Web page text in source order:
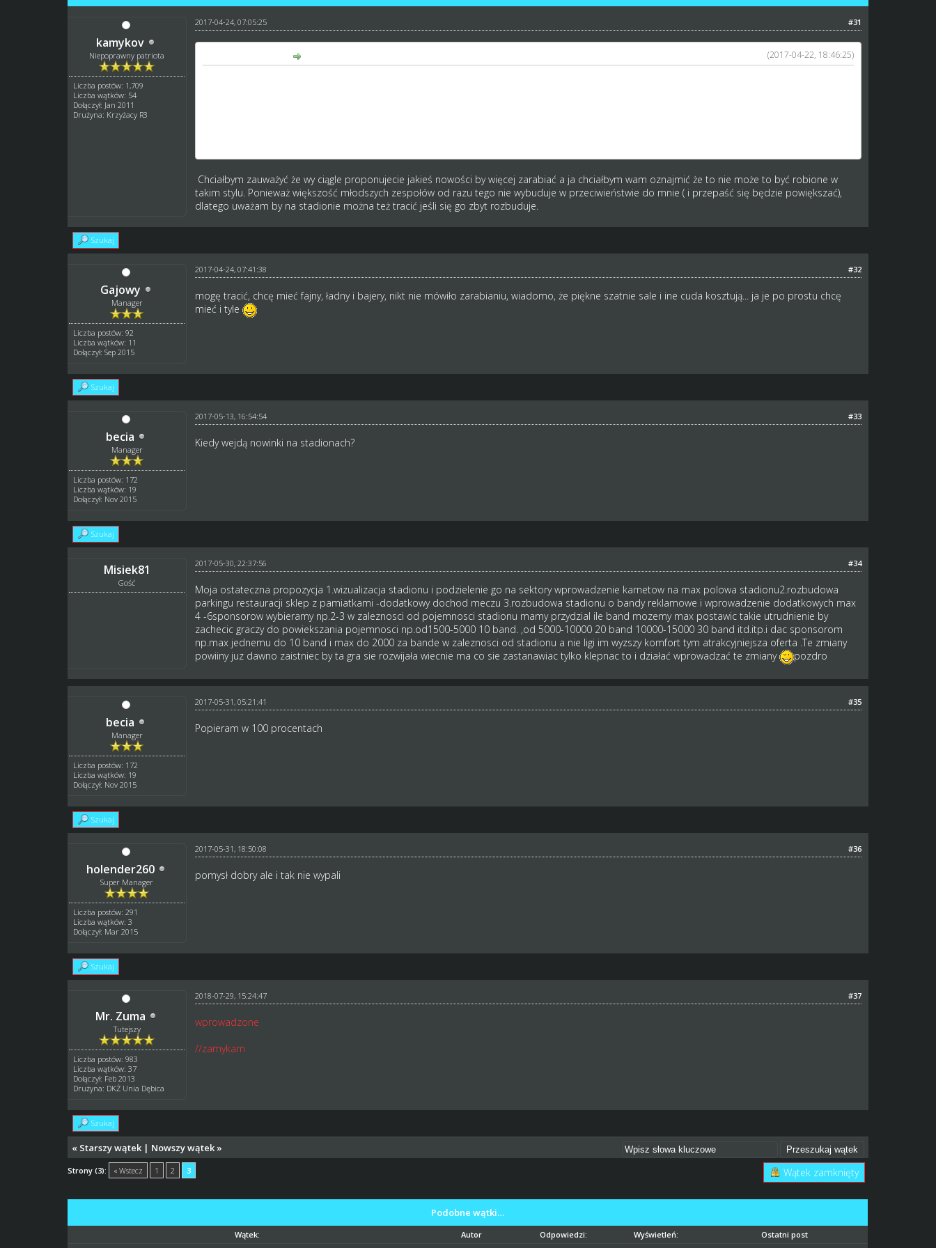
kamykov
Niepoprawny patriota
Liczba postów: 1,709
Liczba wątków: 54
Dołączył: Jan 2011
Drużyna: Krzyżacy R3
#31
2017-04-24, 07:05:25
(2017-04-22, 18:46:25)
Chciałbym zauważyć że wy ciągle proponujecie jakieś nowości by więcej zarabiać a ja chciałbym wam oznajmić że to nie może to być robione w
takim stylu. Ponieważ większość młodszych zespołów od razu tego nie wybuduje w przeciwieństwie do mnie ( i przepaść się będzie powiększać),
dlatego uważam by na stadionie można też tracić jeśli się go zbyt rozbuduje.
Szukaj
Gajowy
Manager
Liczba postów: 92
Liczba wątków: 11
Dołączył: Sep 2015
#32
2017-04-24, 07:41:38
mogę tracić, chcę mieć fajny, ładny i bajery, nikt nie mówiło zarabianiu, wiadomo, że piękne szatnie sale i ine cuda kosztują... ja je po prostu chcę
mieć i tyle
Szukaj
becia
Manager
Liczba postów: 172
Liczba wątków: 19
Dołączył: Nov 2015
#33
2017-05-13, 16:54:54
Kiedy wejdą nowinki na stadionach?
Szukaj
Misiek81
Gość
#34
2017-05-30, 22:37:56
Moja ostateczna propozycja 1.wizualizacja stadionu i podzielenie go na sektory wprowadzenie karnetow na max polowa stadionu2.rozbudowa
parkingu restauracji sklep z pamiatkami -dodatkowy dochod meczu 3.rozbudowa stadionu o bandy reklamowe i wprowadzenie dodatkowych max
4 -6sponsorow wybieramy np.2-3 w zaleznosci od pojemnosci stadionu mamy przydzial ile band mozemy max postawic takie utrudnienie by
zachecic graczy do powiekszania pojemnosci np.od1500-5000 10 band. ,od 5000-10000 20 band 10000-15000 30 band itd.itp.i dac sponsorom
np.max jednemu do 10 band i max do 2000 za bande w zaleznosci od stadionu a nie ligi im wyzszy komfort tym atrakcyjniejsza oferta .Te zmiany
powiiny juz dawno zaistniec by ta gra sie rozwijała wiecnie ma co sie zastanawiac tylko klepnac to i działać wprowadzać te zmiany
pozdro
becia
Manager
Liczba postów: 172
Liczba wątków: 19
Dołączył: Nov 2015
#35
2017-05-31, 05:21:41
Popieram w 100 procentach
Szukaj
holender260
Super Manager
Liczba postów: 291
Liczba wątków: 3
Dołączył: Mar 2015
#36
2017-05-31, 18:50:08
pomysł dobry ale i tak nie wypali
Szukaj
Mr. Zuma
Tutejszy
Liczba postów: 983
Liczba wątków: 37
Dołączył: Feb 2013
Drużyna: DKŻ Unia Dębica
#37
2018-07-29, 15:24:47
wprowadzone
//zamykam
Szukaj
« Starszy wątek | Nowszy wątek »
Strony (3): « Wstecz 1 2 3 Wątek zamknięty
Podobne wątki…
Wątek: Autor Odpowiedzi: Wyświetleń: Ostatni post